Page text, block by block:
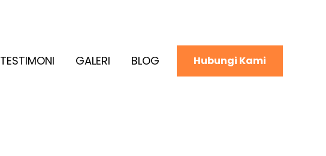
TESTIMONI GALERI BLOG Hubungi Kami